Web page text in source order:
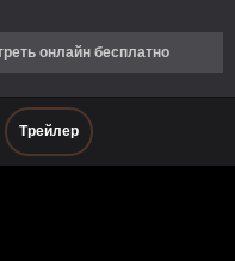
онлайн бесплатно
Трейлер